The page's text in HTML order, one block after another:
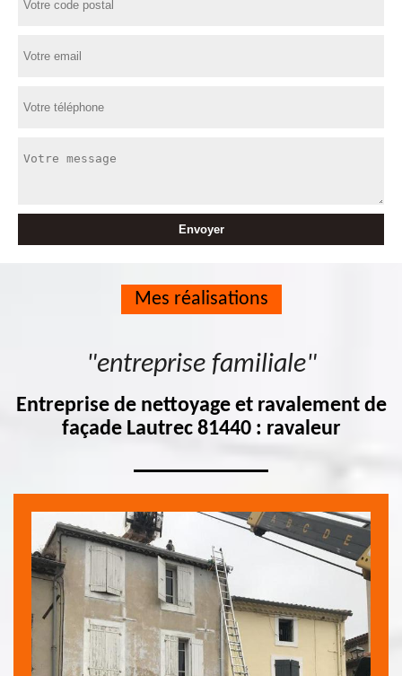
Mes réalisations
"entreprise familiale"
Entreprise de nettoyage et ravalement de
façade Lautrec 81440 : ravaleur